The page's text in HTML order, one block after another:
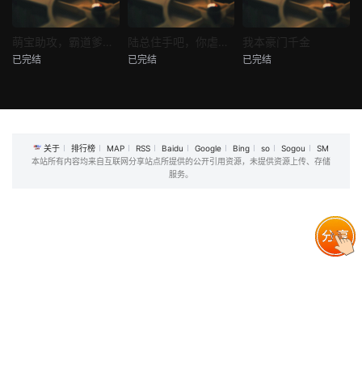
热播
已完结
热播
已完结
热播
我本豪门千金
我本豪门千金
已完结
关于 排行榜 MAP RSS Baidu Google Bing so Sogou
SM
本站所有内容均来自互联网分享站点所提供的公开引用资源，未提供资源上传、存储
服务。